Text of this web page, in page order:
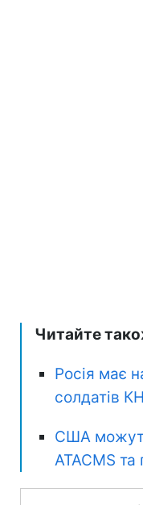
Читайте
Росія має
солдатів
США
ATACMS